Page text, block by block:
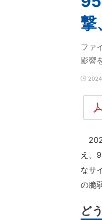
撃
ファ
影響
え、
なサ
の脆
ど